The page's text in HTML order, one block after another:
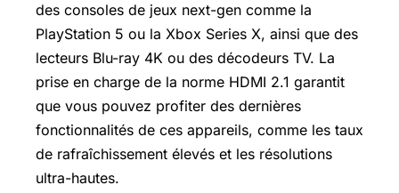
des consoles de jeux next-gen comme la
PlayStation 5 ou la Xbox Series X, ainsi que des
lecteurs Blu-ray 4K ou des décodeurs TV. La
prise en charge de la norme HDMI 2.1 garantit
que vous pouvez profiter des dernières
fonctionnalités de ces appareils, comme les taux
de rafraîchissement élevés et les résolutions
ultra-hautes.